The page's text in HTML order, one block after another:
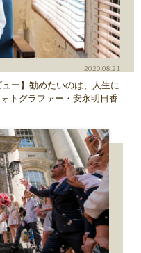
2020.08.21
ー】勧めたいのは、人生に
トグラファー・安永明日香